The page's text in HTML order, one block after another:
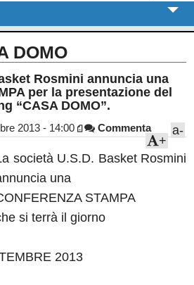
DOMO
Rosmini annuncia una
per la presentazione del
“CASA DOMO”.
2013 - 14:00 Commenta a-
+
società U.S.D. Basket Rosmini
una
STAMPA
si terrà il giorno
2013